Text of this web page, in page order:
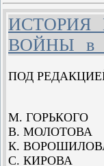
ИСТОРИЯ
ВОЙНЫ в
ПОД
М. ГОРЬКОГО
В. МОЛОТОВА
К.
С. КИРОВА